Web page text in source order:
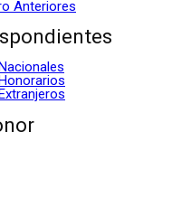
Anteriores